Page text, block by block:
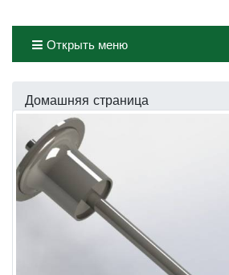
Открыть меню
Домашняя страница
Запасные части машин для
Задние направляющие
весь комплект)